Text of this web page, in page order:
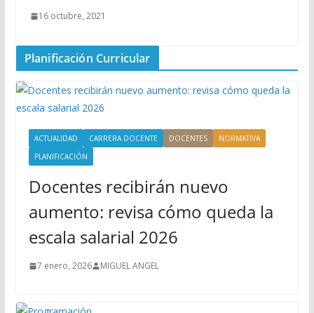
16 octubre, 2021
Planificación Curricular
ACTUALIDAD CARRERA DOCENTE DOCENTES
NORMATIVA
PLANIFICACIÓN
Docentes recibirán nuevo
aumento: revisa cómo queda la
escala salarial 2026
7 enero, 2026 MIGUEL ANGEL